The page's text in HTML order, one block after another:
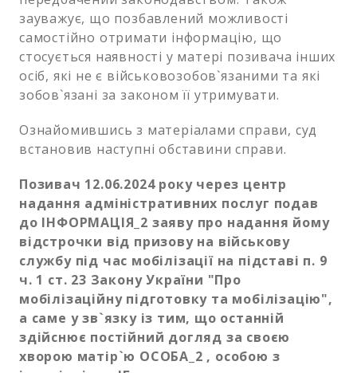
зауважує, що позбавлений можливості
самостійно отримати інформацію, що
стосується наявності у матері позивача інших
осіб, які не є військовозобов`язаними та які
зобов`язані за законом її утримувати.
Ознайомившись з матеріалами справи, суд
встановив наступні обставини справи.
Позивач 12.06.2024 року через центр
надання адміністративних послуг подав
до ІНФОРМАЦІЯ_2 заяву про надання йому
відстрочки від призову на військову
службу під час мобілізації на підставі п. 9
ч. 1 ст. 23 Закону України "Про
мобілізаційну підготовку та мобілізацію",
а саме у зв`язку із тим, що останній
здійснює постійний догляд за своєю
хворою матір`ю ОСОБА_2 , особою з